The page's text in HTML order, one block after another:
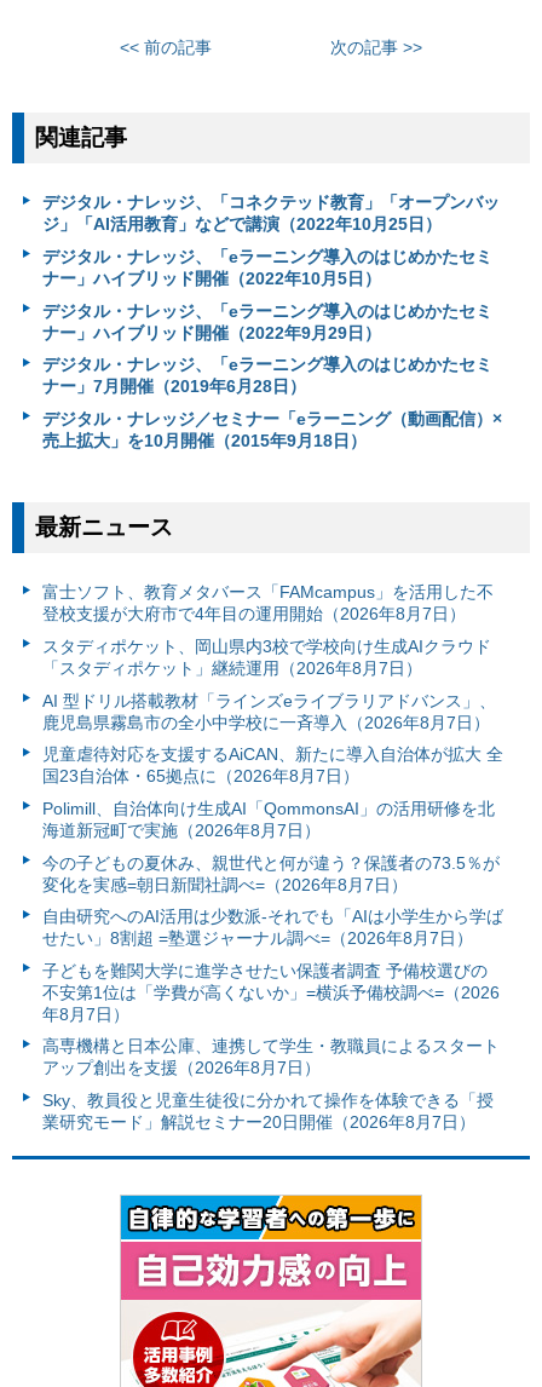
<< 前の記事 次の記事 >>
関連記事
デジタル・ナレッジ、「コネクテッド教育」「オープンバッ
ジ」「AI活用教育」などで講演（2022年10月25日）
デジタル・ナレッジ、「eラーニング導入のはじめかたセミ
ナー」ハイブリッド開催（2022年10月5日）
デジタル・ナレッジ、「eラーニング導入のはじめかたセミ
ナー」ハイブリッド開催（2022年9月29日）
デジタル・ナレッジ、「eラーニング導入のはじめかたセミ
ナー」7月開催（2019年6月28日）
デジタル・ナレッジ／セミナー「eラーニング（動画配信）×
売上拡大」を10月開催（2015年9月18日）
最新ニュース
富⼠ソフト、教育メタバース「FAMcampus」を活用した不
登校支援が大府市で4年目の運用開始（2026年8月7日）
スタディポケット、岡山県内3校で学校向け生成AIクラウド
「スタディポケット」継続運用（2026年8月7日）
AI 型ドリル搭載教材「ラインズeライブラリアドバンス」、
鹿児島県霧島市の全小中学校に一斉導入（2026年8月7日）
児童虐待対応を支援するAiCAN、新たに導入自治体が拡大 全
国23自治体・65拠点に（2026年8月7日）
Polimill、自治体向け生成AI「QommonsAI」の活用研修を北
海道新冠町で実施（2026年8月7日）
今の子どもの夏休み、親世代と何が違う？保護者の73.5％が
変化を実感=朝日新聞社調べ=（2026年8月7日）
自由研究へのAI活用は少数派-それでも「AIは小学生から学ば
せたい」8割超 =塾選ジャーナル調べ=（2026年8月7日）
子どもを難関大学に進学させたい保護者調査 予備校選びの
不安第1位は「学費が高くないか」=横浜予備校調べ=（2026
年8月7日）
高専機構と日本公庫、連携して学生・教職員によるスタート
アップ創出を支援（2026年8月7日）
Sky、教員役と児童生徒役に分かれて操作を体験できる「授
業研究モード」解説セミナー20日開催（2026年8月7日）